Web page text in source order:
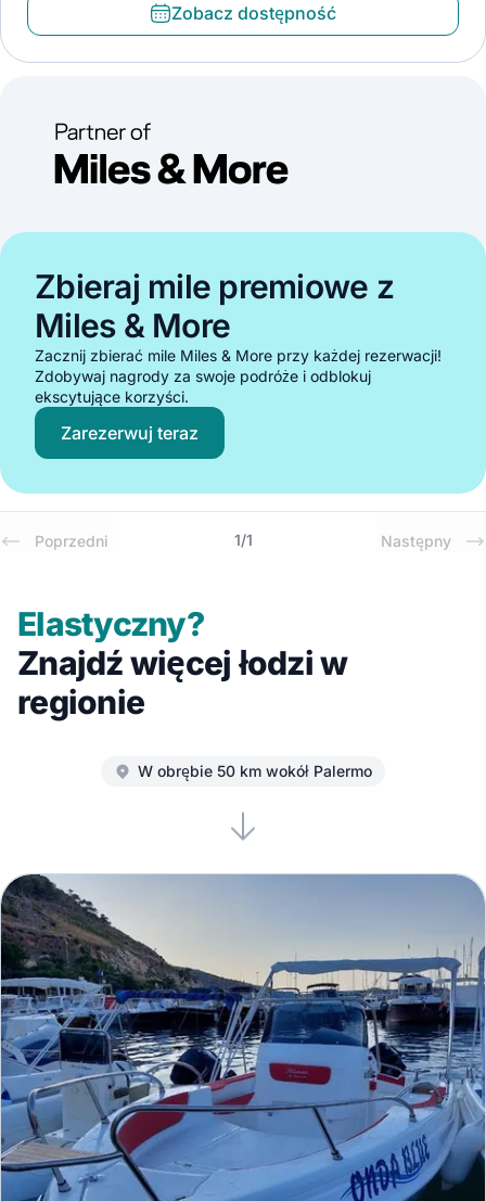
Zobacz dostępność
Zbieraj mile premiowe z
Miles & More
Zacznij zbierać mile Miles & More przy każdej rezerwacji!
Zdobywaj nagrody za swoje podróże i odblokuj
ekscytujące korzyści.
Zarezerwuj teraz
Poprzedni 1/1 Następny
Elastyczny?
Znajdź więcej łodzi w
regionie
W obrębie 50 km wokół Palermo